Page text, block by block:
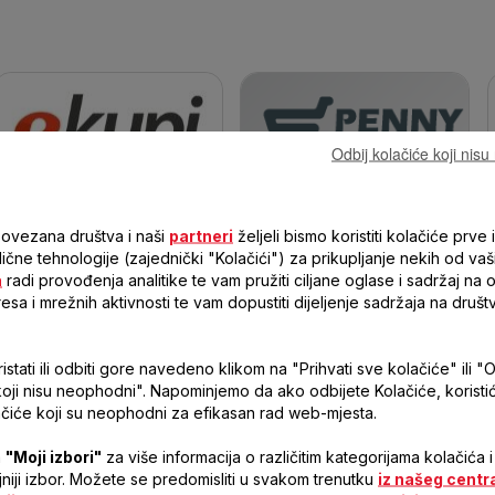
MALASIC
društva i naši partneri željeli bismo koristiti kolačiće prve
tehnologije (zajednički "Kolačići") za prikupljanje nekih od
radi provođenja analitike te vam pružiti ciljane oglase i sadržaj na
i mrežnih aktivnosti te vam dopustiti dijeljenje sadržaja na
ili odbiti gore navedeno klikom na "Prihvati sve kolačiće" ili
nisu neophodni". Napominjemo da ako odbijete Kolačiće,
koji su neophodni za efikasan rad web-mjesta.
"Moji izbori" za više informacija o različitim kategorijama kolačića
izbor. Možete se predomisliti u svakom trenutku iz našeg
Odbij kolačiće koji